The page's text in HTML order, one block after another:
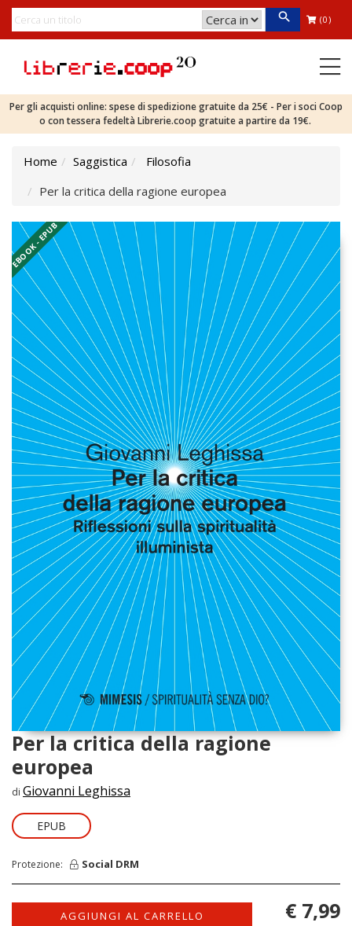
(0)
Per gli acquisti online: spese di spedizione gratuite da 25€ - Per i soci Coop
o con tessera fedeltà Librerie.coop gratuite a partire da 19€.
Home Saggistica
Filosofia
Per la critica della ragione europea
EBOOK - EPUB
Per la critica della ragione
europea
di Giovanni Leghissa
EPUB
Protezione: Social DRM
AGGIUNGI AL CARRELLO € 7,99